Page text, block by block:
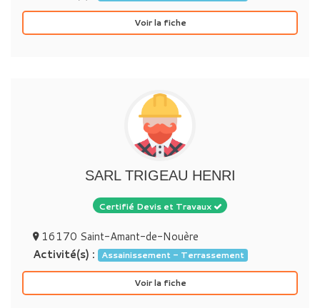
Voir la fiche
SARL TRIGEAU HENRI
Certifié Devis et Travaux
16170 Saint-Amant-de-Nouère
Activité(s) :
Assainissement - Terrassement
Voir la fiche